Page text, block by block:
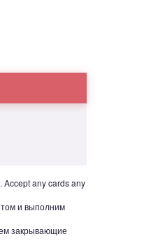
any cards any
и выполним
закрывающие